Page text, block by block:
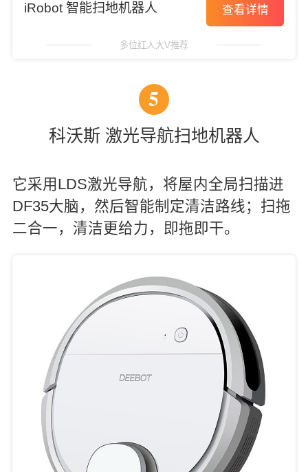
iRobot 智能扫地机器人 查看详情
多位红人大V推荐
5
科沃斯 激光导航扫地机器人
它采用LDS激光导航，将屋内全局扫描进
DF35大脑，然后智能制定清洁路线；扫拖
二合一，清洁更给力，即拖即干。